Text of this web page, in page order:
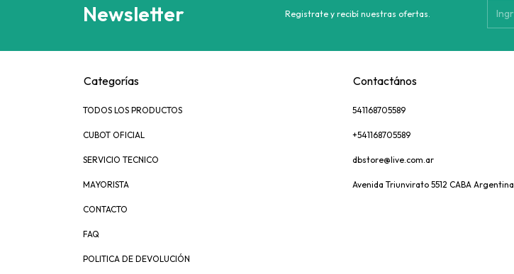
Newsletter Registrate y recibí nuestras ofertas.
Categorías
TODOS LOS PRODUCTOS
CUBOT OFICIAL
SERVICIO TECNICO
MAYORISTA
CONTACTO
FAQ
POLITICA DE DEVOLUCIÓN
Contactános
541168705589
+541168705589
dbstore@live.com.ar
Avenida Triunvirato 5512 CABA Argentina